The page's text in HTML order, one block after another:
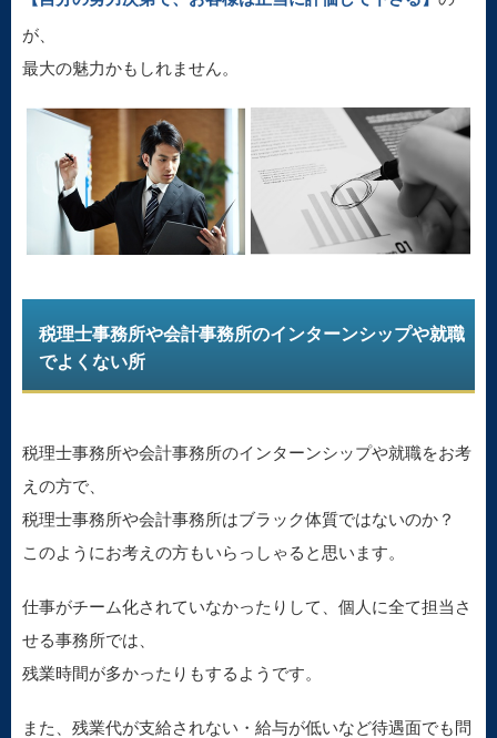
が、
最大の魅力かもしれません。
税理士事務所や会計事務所のインターンシップや就職
でよくない所
税理士事務所や会計事務所のインターンシップや就職をお考
えの方で、
税理士事務所や会計事務所はブラック体質ではないのか？
このようにお考えの方もいらっしゃると思います。
仕事がチーム化されていなかったりして、個人に全て担当さ
せる事務所では、
残業時間が多かったりもするようです。
また、残業代が支給されない・給与が低いなど待遇面でも問